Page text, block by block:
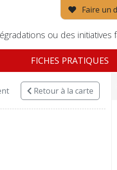
Faire un
ou des
FICHES PRATIQUES
Retourà la carte